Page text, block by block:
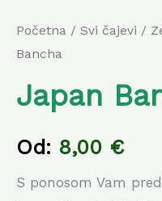
Početna / Svi čajevi /
Bancha
Japan
Od: 8,00 €
S ponosom Vam